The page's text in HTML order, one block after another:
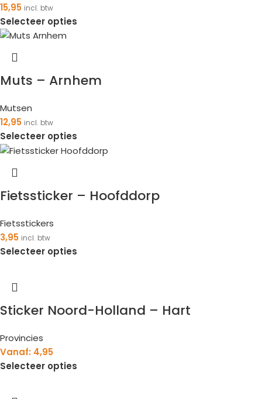
15,95 incl. btw
Selecteer opties
Muts – Arnhem
Mutsen
12,95 incl. btw
Selecteer opties
Fietssticker – Hoofddorp
Fietsstickers
3,95 incl. btw
Selecteer opties
Sticker Noord-Holland – Hart
Provincies
Vanaf: 4,95
Selecteer opties